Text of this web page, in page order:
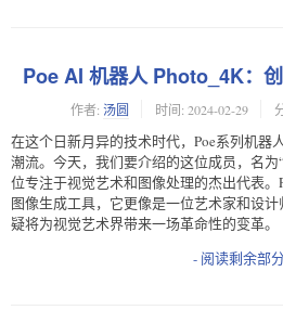
Poe AI 机器人 Photo_4K：
作者: 汤圆 时间: 2024-02-29
在这个日新月异的技术时代，Poe系列机器
潮流。今天，我们要介绍的这位成员，名为
位专注于视觉艺术和图像处理的杰出代表
图像生成工具，它更像是一位艺术家和设
疑将为视觉艺术界带来一场革命性的变革。
- 阅读剩余部